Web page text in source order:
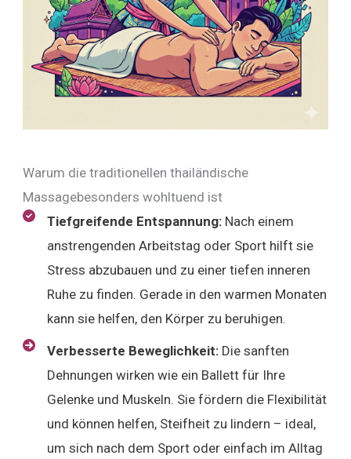
Warum die traditionellen thailändische
Massagebesonders wohltuend ist
Tiefgreifende Entspannung: Nach einem
anstrengenden Arbeitstag oder Sport hilft sie
Stress abzubauen und zu einer tiefen inneren
Ruhe zu finden. Gerade in den warmen Monaten
kann sie helfen, den Körper zu beruhigen.
Verbesserte Beweglichkeit: Die sanften
Dehnungen wirken wie ein Ballett für Ihre
Gelenke und Muskeln. Sie fördern die Flexibilität
und können helfen, Steifheit zu lindern – ideal,
um sich nach dem Sport oder einfach im Alltag